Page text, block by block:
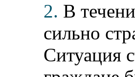
2. В
сильно
Ситуация